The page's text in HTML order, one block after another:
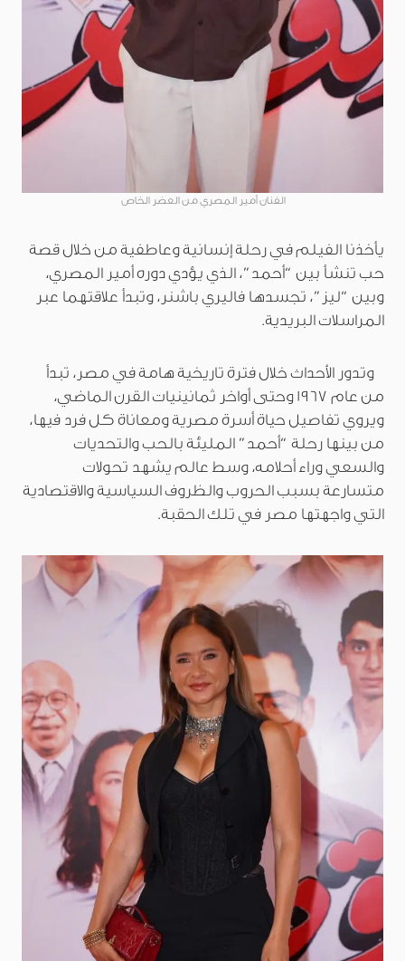
الفنان أمير المصري من العضر الخاص
يأخذنا الفيلم في رحلة إنسانية وعاطفية من خلال قصة
حب تنشأ بين “أحمد”، الذي يؤدي دوره أمير المصري،
وبين “ليز”، تجسدها فاليري باشنر، وتبدأ علاقتهما عبر
المراسلات البريدية.
وتدور الأحداث خلال فترة تاريخية هامة في مصر، تبدأ
من عام 1967 وحتى أواخر ثمانينيات القرن الماضي،
ويروي تفاصيل حياة أسرة مصرية ومعاناة كل فرد فيها،
من بينها رحلة “أحمد” المليئة بالحب والتحديات
والسعي وراء أحلامه، وسط عالم يشهد تحولات
متسارعة بسبب الحروب والظروف السياسية والاقتصادية
التي واجهتها مصر في تلك الحقبة.